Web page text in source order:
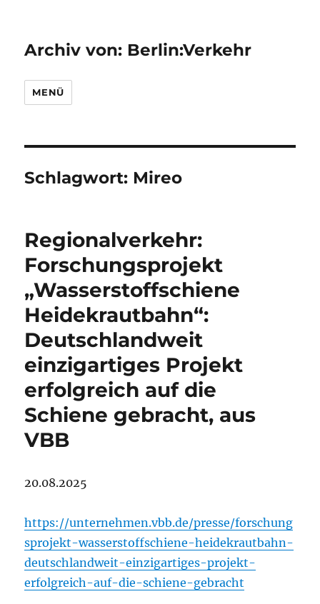
Archiv von: Berlin:Verkehr
MENÜ
Schlagwort: Mireo
Regionalverkehr:
Forschungsprojekt
„Wasserstoffschiene
Heidekrautbahn“:
Deutschlandweit
einzigartiges Projekt
erfolgreich auf die
Schiene gebracht, aus
VBB
20.08.2025
https://unternehmen.vbb.de/presse/forschung
sprojekt-wasserstoffschiene-heidekrautbahn-
deutschlandweit-einzigartiges-projekt-
erfolgreich-auf-die-schiene-gebracht